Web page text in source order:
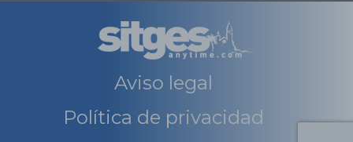
Aviso legal
Política de privacidad